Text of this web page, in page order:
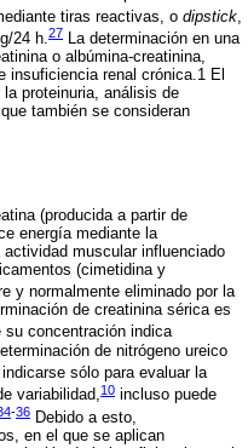
tiras reactivas, o dipstick,
24 h.27 La determinación en una
o albúmina-creatinina,
insuficiencia renal crónica.1 El
la proteinuria, análisis de
también se consideran
(producida a partir de
energía mediante la
muscular influenciado
(cimetidina y
y normalmente eliminado por la
de creatinina sérica es
su concentración indica
de nitrógeno ureico
indicarse sólo para evaluar la
variabilidad,10 incluso puede
-36 Debido a esto,
en el que se aplican